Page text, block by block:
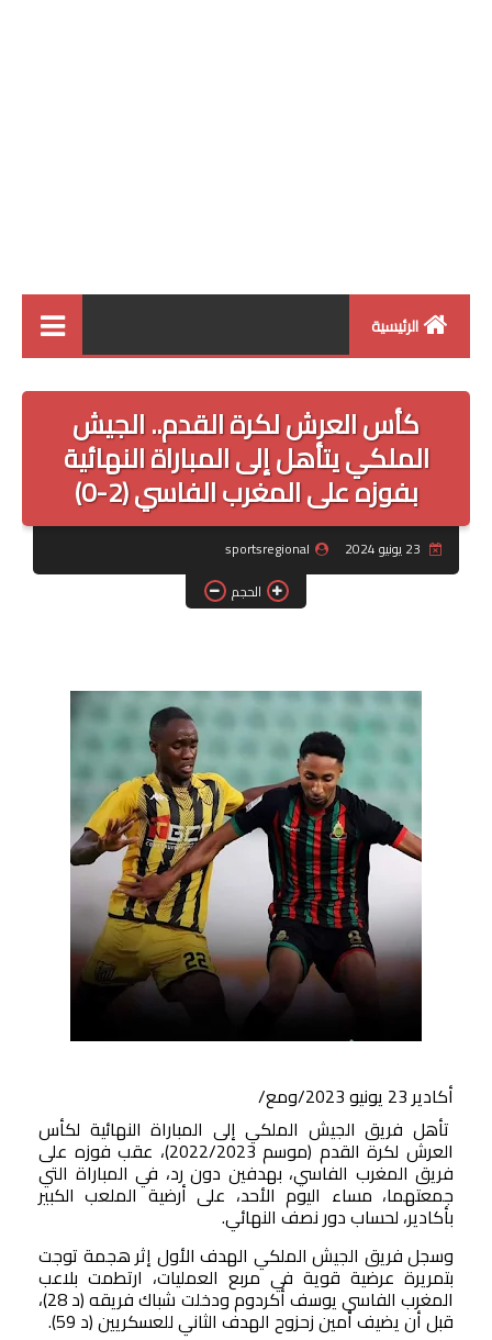
الرئيسية
الرياضة الدولية
البطولة الاحترافية
القسم الأول
القسم الثاني
القسم الثاني هواة
الرياضة باسفي
قضايا وآراء
صوت وصورة
كأس العرش لكرة القدم.. الجيش
الملكي يتأهل إلى المباراة النهائية
بفوزه على المغرب الفاسي (2-0)
sportsregional
الحجم
أكادير 23 يونيو 2023/ومع/
تأهل فريق الجيش الملكي إلى المباراة النهائية لكأس
العرش لكرة القدم (موسم 2022/2023)، عقب فوزه على
فريق المغرب الفاسي، بهدفين دون رد، في المباراة التي
جمعتهما، مساء اليوم الأحد، على أرضية الملعب الكبير
بأكادير، لحساب دور نصف النهائي.
وسجل فريق الجيش الملكي الهدف الأول إثر هجمة توجت
بتمريرة عرضية قوية في مربع العمليات، ارتطمت بلاعب
المغرب الفاسي يوسف أكردوم ودخلت شباك فريقه (د 28)،
قبل أن يضيف أمين زحزوح الهدف الثاني للعسكريين (د 59).